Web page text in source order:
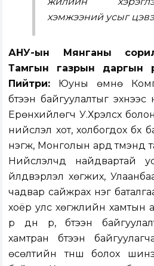
хэмжээний усыг
АНУ-ын Мянганы
Тамгын газрын даргын
Пийтри: Юуны өмнө
бүтээн байгуулалтыг
Ерөнхийлөгч У.Хүрэлсүх
нийслэл хот, холбогдох бүх
нэгж, Монголын ард түмэнд
Нийслэлчүүд найдвартай
үйлдвэрлэл хөгжих,
чадвар сайжрах нэг
хоёр улс хөгжлийн хамтын
үр дүн рүү, бүтээн
хамтран бүтээн
өсөлтийн түнш болох